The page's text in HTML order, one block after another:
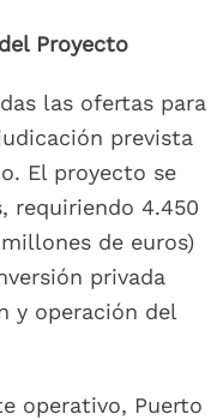
Proyecto
las ofertas para
prevista
El proyecto se
requiriendo 4.450
de euros)
privada
y operación del
operativo, Puerto